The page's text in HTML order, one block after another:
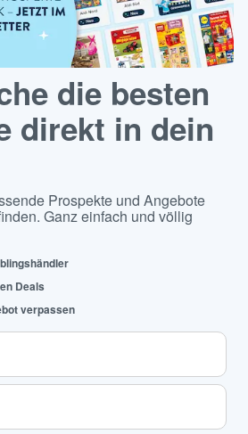
die besten
direkt in dein
Prospekte und Angebote
Ganz einfach und völlig
Deals
verpassen